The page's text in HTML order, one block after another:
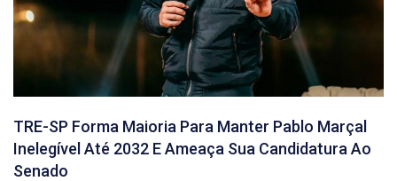
TRE-SP Forma Maioria Para Manter Pablo Marçal
Inelegível Até 2032 E Ameaça Sua Candidatura Ao
Senado